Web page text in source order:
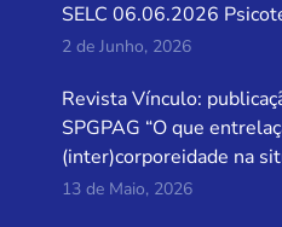
SELC 06.06.2026
2 de Junho, 2026
Revista Vínculo:
SPGPAG “O que
(inter)corporeidade na
13 de Maio, 2026